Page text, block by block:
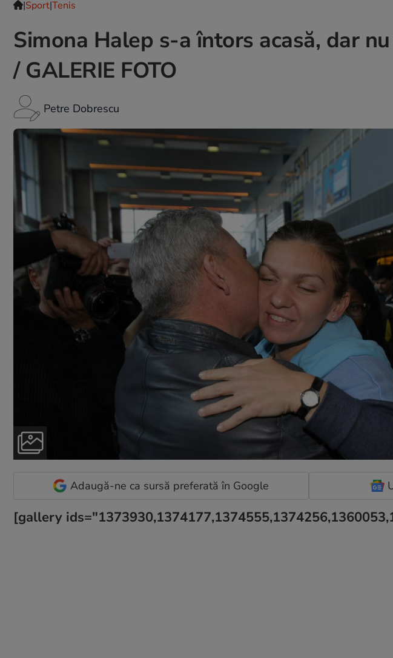
|Sport|Tenis
Simona Halep s-a întors acasă, dar
/ GALERIE FOTO
Petre Dobrescu
Adaugă-ne ca sursă preferată în Google
[gallery